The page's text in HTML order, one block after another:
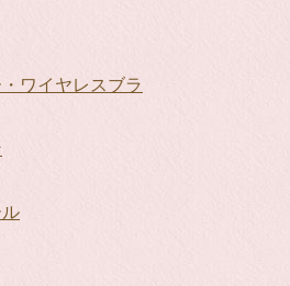
ワイヤレスブラ